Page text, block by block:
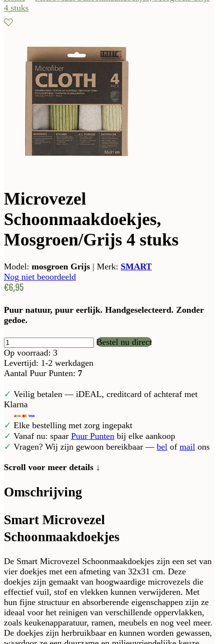
4 stuks
Microvezel
Schoonmaakdoekjes,
Mosgroen/Grijs 4 stuks
Model: mosgroen Grijs | Merk: SMART
Nog niet beoordeeld
€6,95
Puur natuur, puur eerlijk. Handgeselecteerd. Zonder
gedoe.
Bestel nu direct
Op voorraad: 3
Levertijd: 1-2 werkdagen
Aantal Puur Punten: 7
✓ Veilig betalen — iDEAL, creditcard of achteraf met
Klarna
✓ Elke bestelling met zorg ingepakt
✓ Vanaf nu: spaar Puur Punten bij elke aankoop
✓ Vragen? Wij zijn gewoon bereikbaar — bel of mail ons
Scroll voor meer details ↓
Omschrijving
Smart Microvezel
Schoonmaakdoekjes
De Smart Microvezel Schoonmaakdoekjes zijn een set van
vier doekjes met een afmeting van 32x31 cm. Deze
doekjes zijn gemaakt van hoogwaardige microvezels die
effectief vuil, stof en vlekken kunnen verwijderen. Met
hun fijne structuur en absorberende eigenschappen zijn ze
ideaal voor het reinigen van verschillende oppervlakken,
zoals keukenapparatuur, ramen, meubels en nog veel meer.
De doekjes zijn herbruikbaar en kunnen worden gewassen,